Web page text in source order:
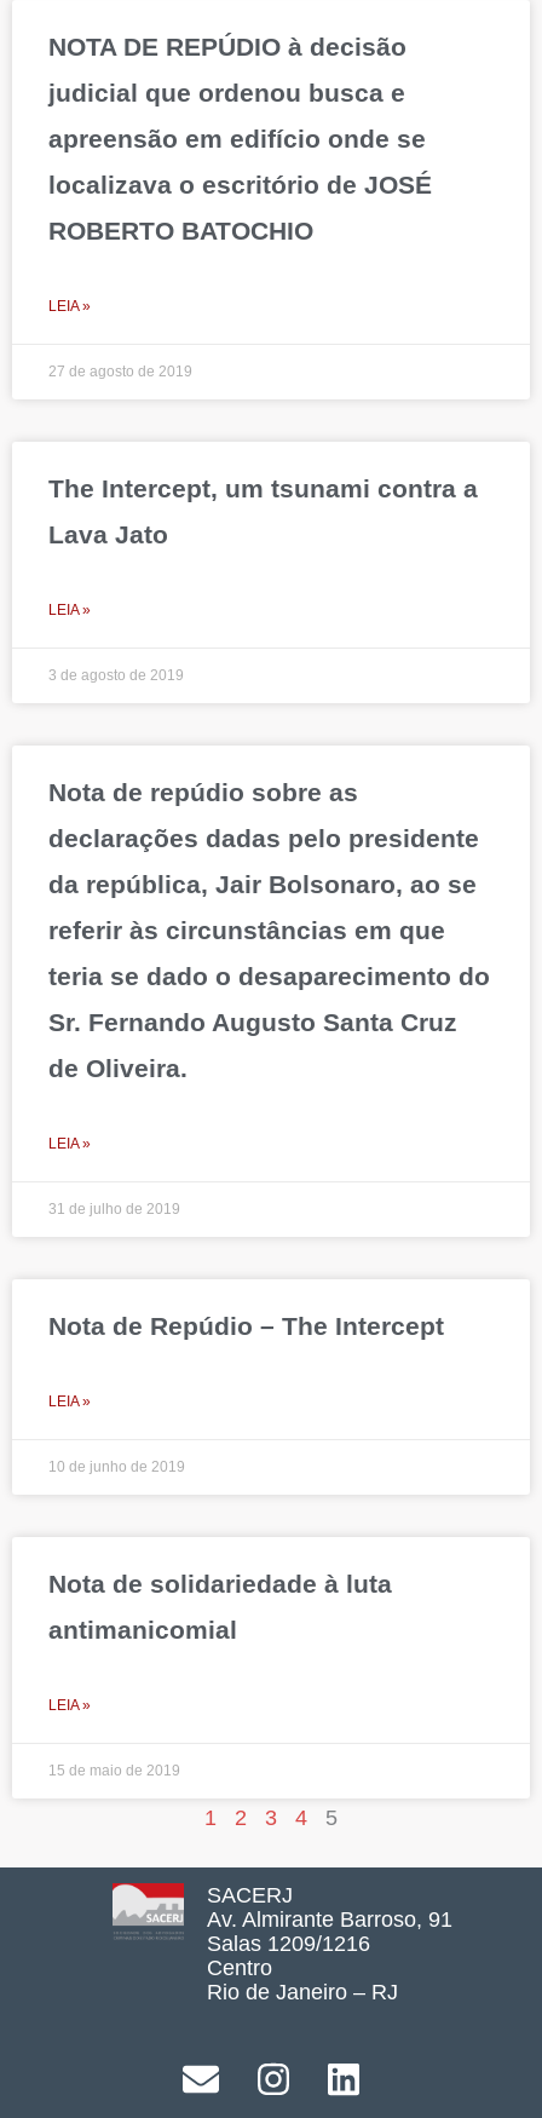
NOTA DE REPÚDIO à decisão
judicial que ordenou busca e
apreensão em edifício onde se
localizava o escritório de JOSÉ
ROBERTO BATOCHIO
LEIA »
27 de agosto de 2019
The Intercept, um tsunami contra a
Lava Jato
LEIA »
3 de agosto de 2019
Nota de repúdio sobre as
declarações dadas pelo presidente
da república, Jair Bolsonaro, ao se
referir às circunstâncias em que
teria se dado o desaparecimento do
Sr. Fernando Augusto Santa Cruz
de Oliveira.
LEIA »
31 de julho de 2019
Nota de Repúdio – The Intercept
LEIA »
10 de junho de 2019
Nota de solidariedade à luta
antimanicomial
LEIA »
15 de maio de 2019
1 2 3 4 5
SACERJ
Av. Almirante Barroso, 91
Salas 1209/1216
Centro
Rio de Janeiro – RJ